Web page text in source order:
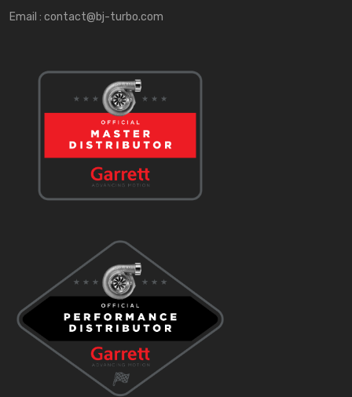
Email : contact@bj-turbo.com